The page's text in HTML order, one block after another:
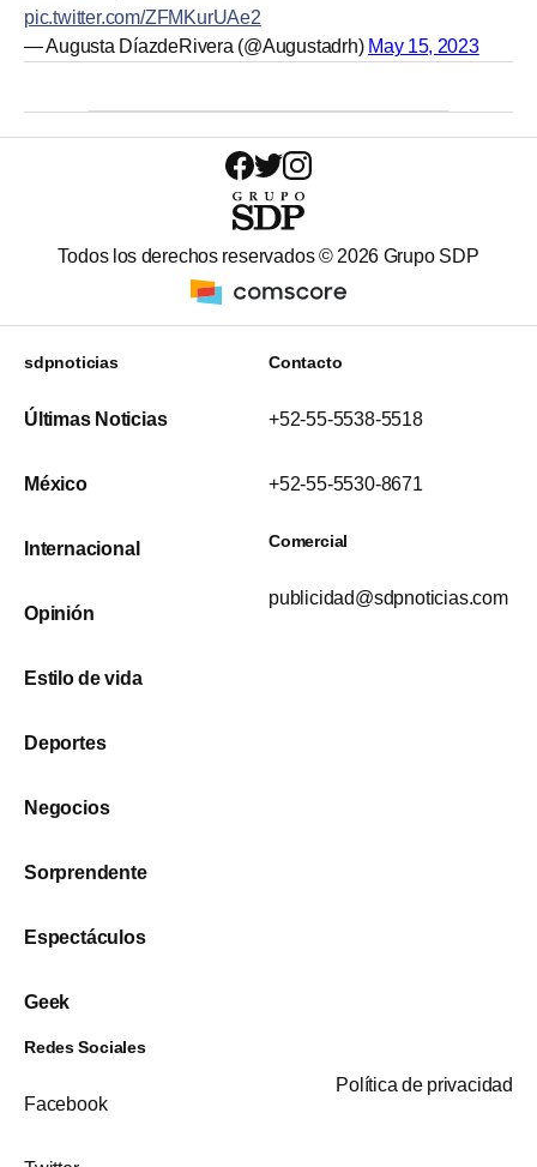
pic.twitter.com/ZFMKurUAe2
— Augusta DíazdeRivera (@Augustadrh) May 15, 2023
Todos los derechos reservados © 2026 Grupo SDP
sdpnoticias
Últimas Noticias
México
Internacional
Opinión
Estilo de vida
Deportes
Negocios
Sorprendente
Espectáculos
Geek
Contacto
+52-55-5538-5518
+52-55-5530-8671
Comercial
publicidad@sdpnoticias.com
Redes Sociales
Facebook
Política de privacidad